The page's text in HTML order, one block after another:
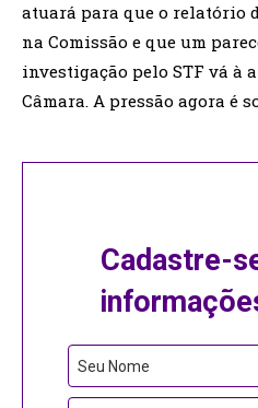
atuará para que o relatório
na Comissão e que um
investigação pelo STF vá à
Câmara. A pressão agora é
Cadastre-
Seu Nome